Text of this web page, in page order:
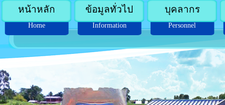
หน้าหลัก
Home
ข้อมูลทั่วไป
Information
บุคลากร
Personnel